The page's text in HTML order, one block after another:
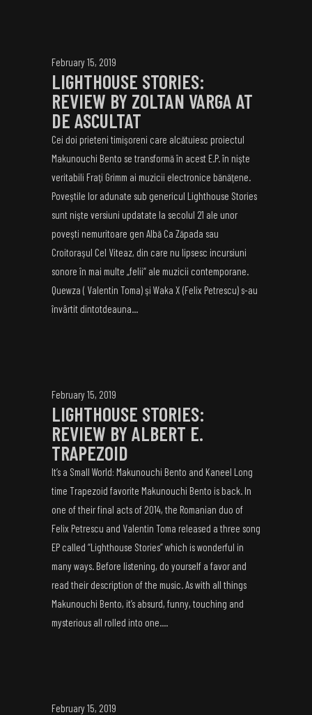
February 15, 2019
LIGHTHOUSE STORIES:
REVIEW BY ZOLTAN VARGA AT
DE ASCULTAT
Cei doi prieteni timişoreni care alcătuiesc proiectul
Makunouchi Bento se transformă în acest E.P. în nişte
veritabili Fraţi Grimm ai muzicii electronice bănăţene.
Poveştile lor adunate sub genericul Lighthouse Stories
sunt nişte versiuni updatate la secolul 21 ale unor
poveşti nemuritoare gen Albă Ca Zăpada sau
Croitoraşul Cel Viteaz, din care nu lipsesc incursiuni
sonore în mai multe „felii“ ale muzicii contemporane.
Quewza ( Valentin Toma) şi Waka X (Felix Petrescu) s-au
învârtit dintotdeauna...
February 15, 2019
LIGHTHOUSE STORIES:
REVIEW BY ALBERT E.
TRAPEZOID
It’s a Small World: Makunouchi Bento and Kaneel Long
time Trapezoid favorite Makunouchi Bento is back. In
one of their final acts of 2014, the Romanian duo of
Felix Petrescu and Valentin Toma released a three song
EP called “Lighthouse Stories” which is wonderful in
many ways. Before listening, do yourself a favor and
read their description of the music. As with all things
Makunouchi Bento, it’s absurd, funny, touching and
mysterious all rolled into one....
February 15, 2019